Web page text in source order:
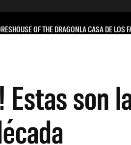
HOUSE OF THE DRAGONLA CASA DE LOS
son